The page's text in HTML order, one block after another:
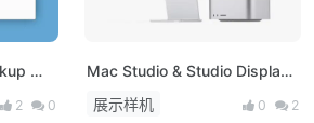
展
2 0
Mac Studio & Studio Display
免费展示样机
展示样机 0 2